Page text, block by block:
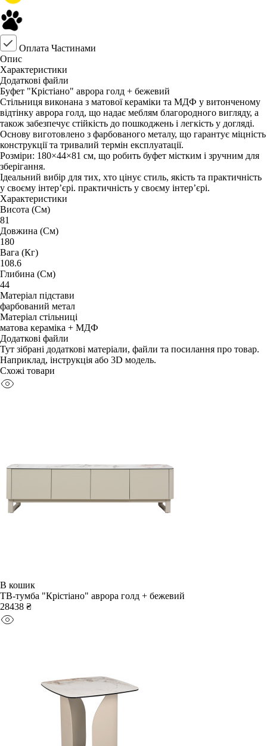
Оплата Частинами
Опис
Характеристики
Додаткові файли
Буфет "Крістіано" аврора голд + бежевий
Стільниця виконана з матової кераміки та МДФ у витонченому
відтінку аврора голд, що надає меблям благородного вигляду, а
також забезпечує стійкість до пошкоджень і легкість у догляді.
Основу виготовлено з фарбованого металу, що гарантує міцність
конструкції та тривалий термін експлуатації.
Розміри: 180×44×81 см, що робить буфет містким і зручним для
зберігання.
Ідеальний вибір для тих, хто цінує стиль, якість та практичність
у своєму інтер’єрі. практичність у своєму інтер’єрі.
Характеристики
Висота (См)
81
Довжина (См)
180
Вага (Кг)
108.6
Глибина (См)
44
Матеріал підстави
фарбований метал
Матеріал стільниці
матова кераміка + МДФ
Додаткові файли
Тут зібрані додаткові матеріали, файли та посилання про товар.
Наприклад, інструкція або 3D модель.
Схожі товари
В кошик
ТВ-тумба "Крістіано" аврора голд + бежевий
28438 ₴